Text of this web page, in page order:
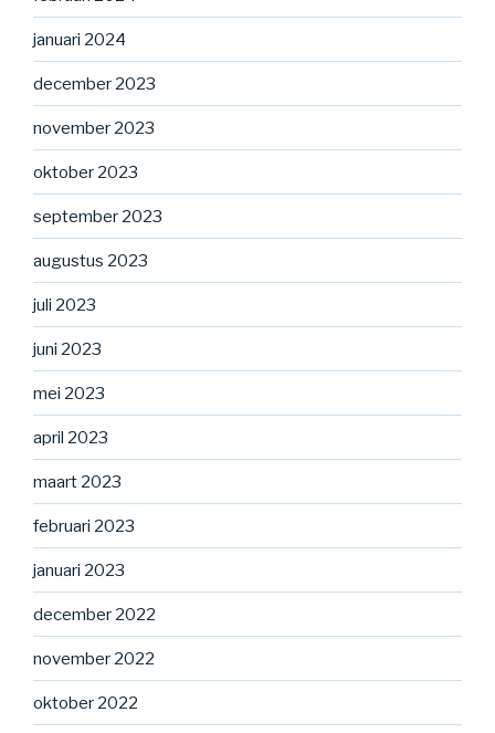
januari 2024
december 2023
november 2023
oktober 2023
september 2023
augustus 2023
juli 2023
juni 2023
mei 2023
april 2023
maart 2023
februari 2023
januari 2023
december 2022
november 2022
oktober 2022